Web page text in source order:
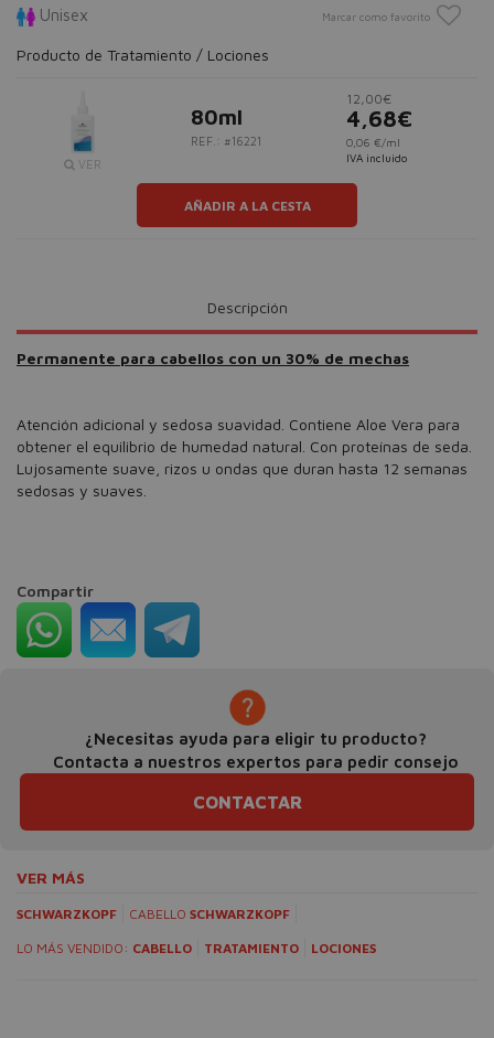
Unisex Marcar como favorito
Producto de Tratamiento / Lociones
VER
80ml
REF.: #16221
12,00€
4,68€
0,06 €/ml
IVA incluido
AÑADIR A LA CESTA
Descripción
Permanente para cabellos con un 30% de mechas
Atención adicional y sedosa suavidad. Contiene Aloe Vera para
obtener el equilibrio de humedad natural. Con proteínas de seda.
Lujosamente suave, rizos u ondas que duran hasta 12 semanas
sedosas y suaves.
Compartir
¿Necesitas ayuda para eligir tu producto?
Contacta a nuestros expertos para pedir consejo
CONTACTAR
VER MÁS
SCHWARZKOPF CABELLO SCHWARZKOPF
LO MÁS VENDIDO: CABELLO TRATAMIENTO LOCIONES